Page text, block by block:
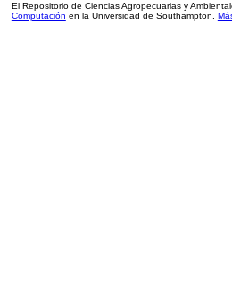
El Repositorio de Ciencias Agropecuarias y
Computación en la Universidad de Southampton.